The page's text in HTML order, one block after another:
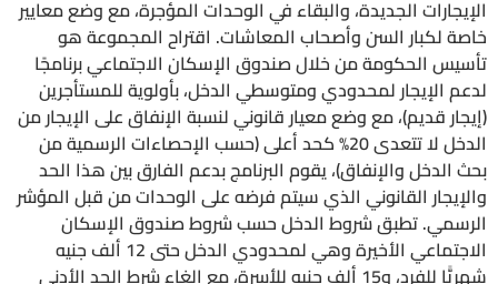
الإيجارات الجديدة، والبقاء في الوحدات المؤجرة، مع وضع معايير
خاصة لكبار السن وأصحاب المعاشات. اقتراح المجموعة هو
تأسيس الحكومة من خلال صندوق الإسكان الاجتماعي برنامجًا
لدعم الإيجار لمحدودي ومتوسطي الدخل، بأولوية للمستأجرين
(إيجار قديم)، مع وضع معيار قانوني لنسبة الإنفاق على الإيجار من
الدخل لا تتعدى 20% كحد أعلى (حسب الإحصاءات الرسمية من
بحث الدخل والإنفاق)، يقوم البرنامج بدعم الفارق بين هذا الحد
والإيجار القانوني الذي سيتم فرضه على الوحدات من قبل المؤشر
الرسمي. تطبق شروط الدخل حسب شروط صندوق الإسكان
الاجتماعي الأخيرة وهي لمحدودي الدخل حتى 12 ألف جنيه
شهريًّا للفرد، و15 ألف جنيه للأسرة، مع إلغاء شرط الحد الأدنى